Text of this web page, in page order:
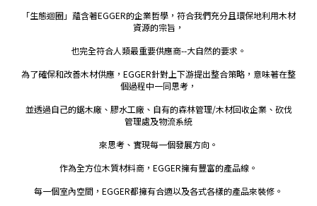
「生態迴圈」蘊含著EGGER的企業哲學，符合我們充分且環保地利用木材
資源的宗旨，
也完全符合人類最重要供應商--大自然的要求。
為了確保和改善木材供應，EGGER針對上下游提出整合策略，意味著在整
個過程中一同思考，
並透過自己的鋸木廠、膠水工廠、自有的森林管理/木材回收企業、砍伐
管理處及物流系統
來思考、實現每一個發展方向。
作為全方位木質材料商，EGGER擁有豐富的產品線。
每一個室內空間，EGGER都擁有合適以及各式各樣的產品來裝修。